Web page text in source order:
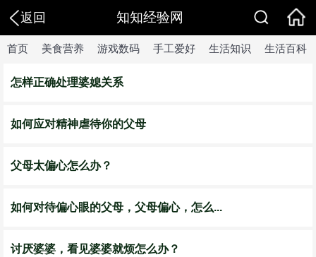
返回 知知经验网
首页 美食营养 游戏数码 手工爱好 生活知识 生活百科
怎样正确处理婆媳关系
如何应对精神虐待你的父母
父母太偏心怎么办？
如何对待偏心眼的父母，父母偏心，怎么...
讨厌婆婆，看见婆婆就烦怎么办？